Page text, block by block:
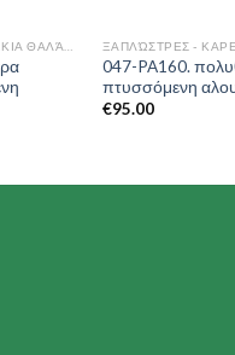
047-PA160.
πτυσσόμενη
€95.00